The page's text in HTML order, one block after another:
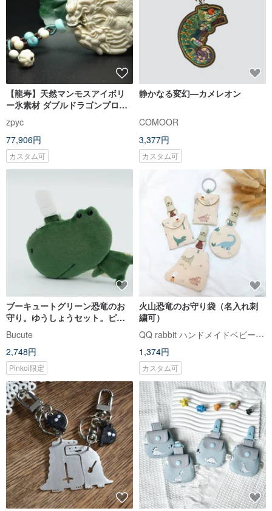
【龍寿】天然マンモスアイボリ
ー氷素材 ダブルドラゴンプロテ
ブレスレット 車吊り バッグ吊り
zpyc
77,906円
カスタム可
静かなる変幻—カメレオン
COMOOR
3,377円
カスタム可
ブーキュートグリーン恐竜のお
守り。ゆうしょうセット。ピー
スチャームバッグ/ベビースペシ
ャル/ハンドメイド/ムーンギフト
Bucute
2,748円
Pinkoi限定
火山恐竜のお守り袋（名入れ刺
繍可）
QQ rabbit ハンドメイドベビーブティック
1,374円
カスタム可